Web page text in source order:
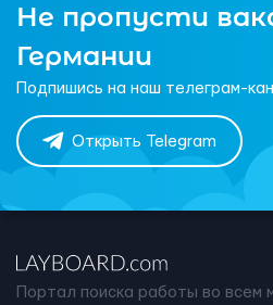
Не пропусти
Германии
Подпишись на наш телеграм-
Открыть Telegram
Портал поиска работы во всем